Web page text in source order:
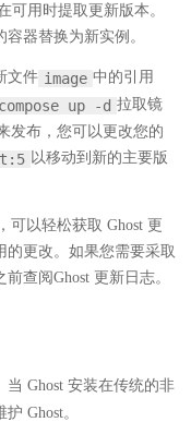
可用时提取更新版本。
器替换为新实例。
文件 image 中的引用
up -d 拉取镜
发布，您可以更改您的
以移动到新的主要版
可以轻松获取 Ghost 更
的更改。如果您需要采取
查阅Ghost 更新日志。
当 Ghost 安装在传统的非
Ghost。